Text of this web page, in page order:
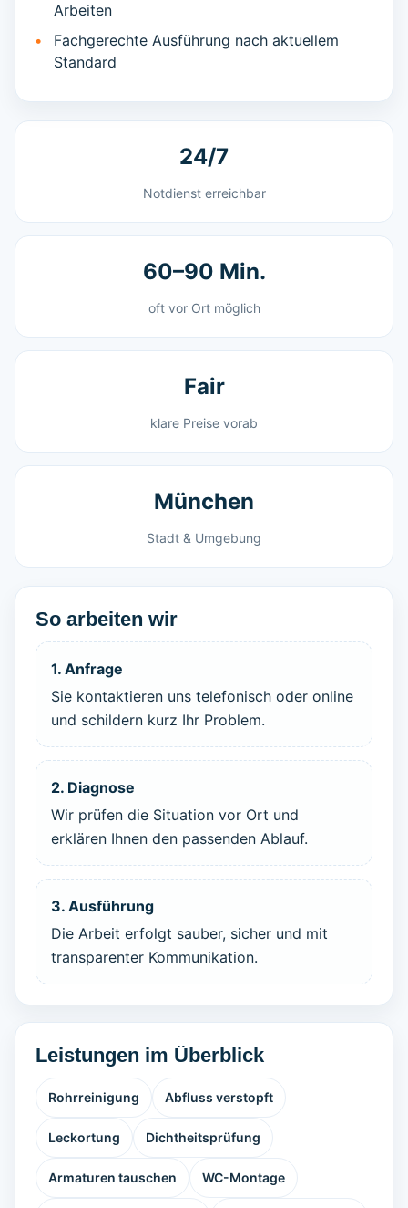
Arbeiten
Fachgerechte Ausführung nach aktuellem
Standard
24/7
Notdienst erreichbar
60–90 Min.
oft vor Ort möglich
Fair
klare Preise vorab
München
Stadt & Umgebung
So arbeiten wir
1. Anfrage
Sie kontaktieren uns telefonisch oder online
und schildern kurz Ihr Problem.
2. Diagnose
Wir prüfen die Situation vor Ort und
erklären Ihnen den passenden Ablauf.
3. Ausführung
Die Arbeit erfolgt sauber, sicher und mit
transparenter Kommunikation.
Leistungen im Überblick
Rohrreinigung Abfluss verstopft
Leckortung Dichtheitsprüfung
Armaturen tauschen WC-Montage